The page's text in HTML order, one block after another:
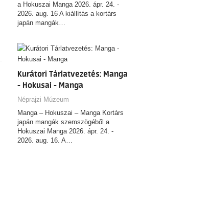
a Hokuszai Manga 2026. ápr. 24. -
2026. aug. 16 A kiállítás a kortárs
japán mangák…
Kurátori Tárlatvezetés: Manga
- Hokusai - Manga
Néprajzi Múzeum
Manga – Hokuszai – Manga Kortárs
japán mangák szemszögéből a
Hokuszai Manga 2026. ápr. 24. -
2026. aug. 16. A…